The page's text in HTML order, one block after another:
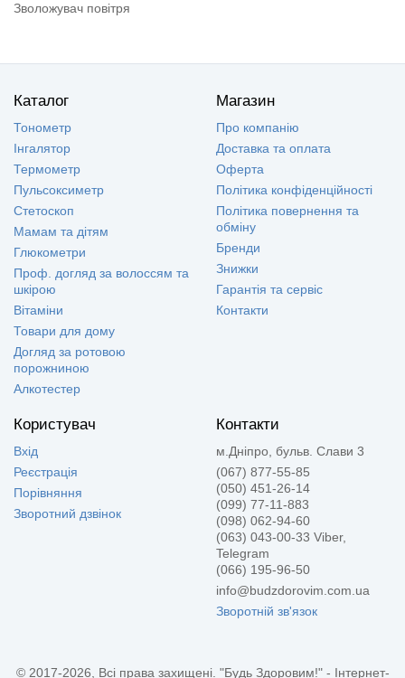
Зволожувач повітря
Каталог
Тонометр
Інгалятор
Термометр
Пульсоксиметр
Стетоскоп
Мамам та дітям
Глюкометри
Проф. догляд за волоссям та
шкірою
Вітаміни
Товари для дому
Догляд за ротовою
порожниною
Алкотестер
Магазин
Про компанію
Доставка та оплата
Оферта
Політика конфіденційності
Політика повернення та
обміну
Бренди
Знижки
Гарантія та сервіс
Контакти
Користувач
Вхід
Реєстрація
Порівняння
Зворотний дзвінок
Контакти
м.Дніпро, бульв. Слави 3
(067) 877-55-85
(050) 451-26-14
(099) 77-11-883
(098) 062-94-60
(063) 043-00-33 Viber,
Telegram
(066) 195-96-50
info@budzdorovim.com.ua
Зворотній зв'язок
© 2017-2026, Всі права захищені. "Будь Здоровим!" - Інтернет-